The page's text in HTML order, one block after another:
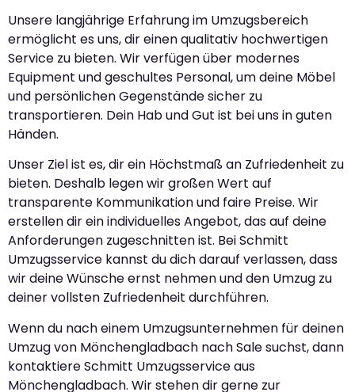
Unsere langjährige Erfahrung im Umzugsbereich
ermöglicht es uns, dir einen qualitativ hochwertigen
Service zu bieten. Wir verfügen über modernes
Equipment und geschultes Personal, um deine Möbel
und persönlichen Gegenstände sicher zu
transportieren. Dein Hab und Gut ist bei uns in guten
Händen.
Unser Ziel ist es, dir ein Höchstmaß an Zufriedenheit zu
bieten. Deshalb legen wir großen Wert auf
transparente Kommunikation und faire Preise. Wir
erstellen dir ein individuelles Angebot, das auf deine
Anforderungen zugeschnitten ist. Bei Schmitt
Umzugsservice kannst du dich darauf verlassen, dass
wir deine Wünsche ernst nehmen und den Umzug zu
deiner vollsten Zufriedenheit durchführen.
Wenn du nach einem Umzugsunternehmen für deinen
Umzug von Mönchengladbach nach Sale suchst, dann
kontaktiere Schmitt Umzugsservice aus
Mönchengladbach. Wir stehen dir gerne zur